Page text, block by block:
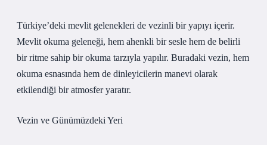
Türkiye’deki mevlit gelenekleri de vezinli bir yapıyı içerir.
Mevlit okuma geleneği, hem ahenkli bir sesle hem de belirli
bir ritme sahip bir okuma tarzıyla yapılır. Buradaki vezin, hem
okuma esnasında hem de dinleyicilerin manevi olarak
etkilendiği bir atmosfer yaratır.
Vezin ve Günümüzdeki Yeri